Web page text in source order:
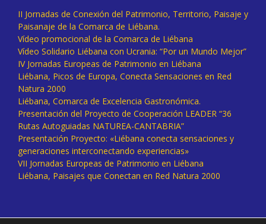
II Jornadas de Conexión del Patrimonio, Territorio, Paisaje y
Paisanaje de la Comarca de Liébana.
Vídeo promocional de la Comarca de Liébana
Vídeo Solidario Liébana con Ucrania: “Por un Mundo Mejor”
IV Jornadas Europeas de Patrimonio en Liébana
Liébana, Picos de Europa, Conecta Sensaciones en Red
Natura 2000
Liébana, Comarca de Excelencia Gastronómica.
Presentación del Proyecto de Cooperación LEADER “36
Rutas Autoguiadas NATUREA-CANTABRIA”
Presentación Proyecto: «Liébana conecta sensaciones y
generaciones interconectando experiencias»
VII Jornadas Europeas de Patrimonio en Liébana
Liébana, Paisajes que Conectan en Red Natura 2000